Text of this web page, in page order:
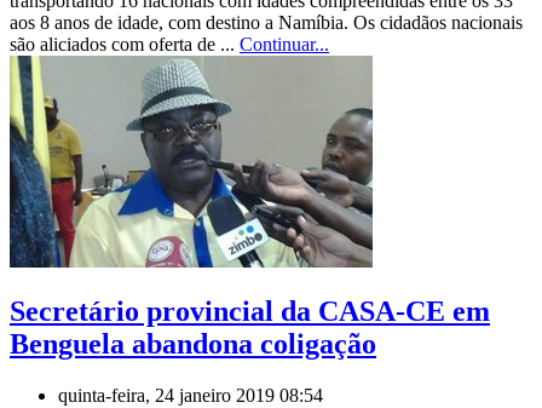
aos 8 anos de idade, com destino a Namíbia. Os cidadãos nacionais
são aliciados com oferta de ... Continuar...
Secretário provincial da CASA-CE em
Benguela abandona coligação
quinta-feira, 24 janeiro 2019 08:54